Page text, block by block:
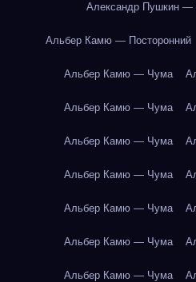
Александр Пушкин —
Альбер Камю — Посторонний
Альбер Камю — Чума
Альбер Камю — Чума
Альбер Камю — Чума
Альбер Камю — Чума
Альбер Камю — Чума
Альбер Камю — Чума
Альбер Камю — Чума